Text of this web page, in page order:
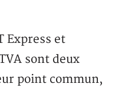
Express et
sont deux
point commun,